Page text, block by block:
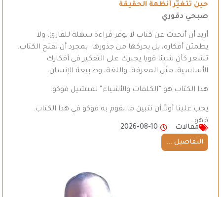
حين تتغيّر أنظمة الحقيقة
صبحي دقوري
أريد أن أتحدث عن كتاب لا يوفر قراءة سهلة للقارئ، ولا
يطمئن أفكاره، بل يحركها من جذورها. بمجرد أن تفتح الكتاب،
تشعر كأن شيئا قويا يجبرك على التفكير في أفكارك
الأساسية، مثل المعرفة، واللغة، وطبيعة الإنسان.
هذا الكتاب هو “الكلمات والأشياء” لميشيل فوكو.
يجب علينا أولاً أن نتبين ما يقوم به فوكو في هذا الكتاب.
فهو…
مقالات
2026-08-10
التفاصيل ...